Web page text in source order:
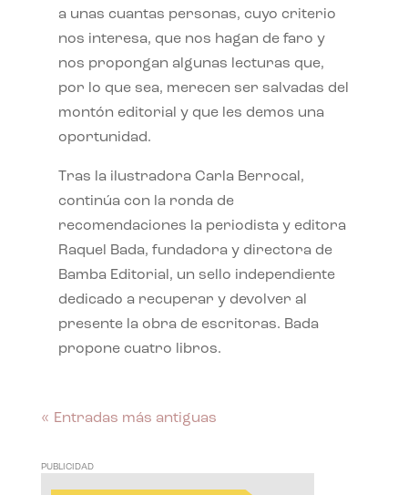
a unas cuantas personas, cuyo criterio
nos interesa, que nos hagan de faro y
nos propongan algunas lecturas que,
por lo que sea, merecen ser salvadas del
montón editorial y que les demos una
oportunidad.
Tras la ilustradora Carla Berrocal,
continúa con la ronda de
recomendaciones la periodista y editora
Raquel Bada, fundadora y directora de
Bamba Editorial, un sello independiente
dedicado a recuperar y devolver al
presente la obra de escritoras. Bada
propone cuatro libros.
« Entradas más antiguas
PUBLICIDAD